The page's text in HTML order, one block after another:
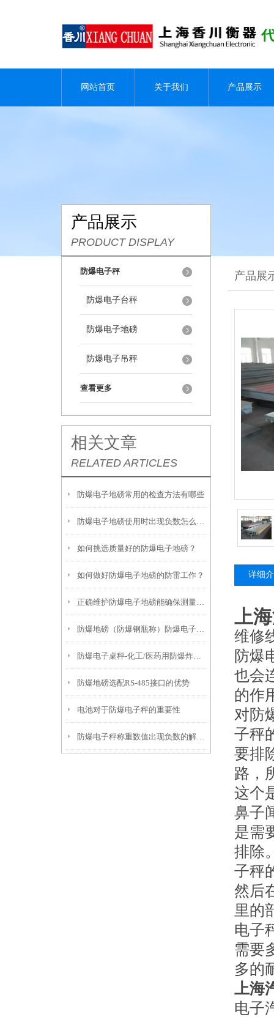
网站首页 关于我们 产品展示
产品展示
PRODUCT DISPLAY
防爆电子秤
防爆电子台秤
防爆电子地磅
防爆电子吊秤
查看更多
相关文章
RELATED ARTICLES
防爆电子地磅常用的检查方法有哪些
防爆电子地磅使用时出现负数怎么解决？
如何挑选质量好的防爆电子地磅？
如何做好防爆电子地磅的防雷工作？
正确维护防爆电子地磅能确保测量结果的准确性
防爆地磅（防爆钢瓶称）防爆电子桌秤无法去皮的解决方法
防爆电子桌秤-化工/医药用防爆炸电子称产品推荐
防爆地磅选配RS-485接口的优势
电池对于防爆电子秤的重要性
防爆电子秤称重数值出现负数的解决方法
产品展
详细
上
维修
防爆
也会
的作
对防
子秤
要排
路，
这个
鼻子
是需
排除
子秤
然后
里的
电子
需要
多的
上海
电子